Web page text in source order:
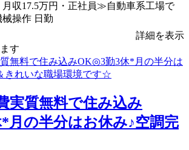
収17.5万円・正社員≫自動車系工場で
操作 日勤
詳細を表示
す
実質無料で住み込み
月の半分はお休み♪空調完